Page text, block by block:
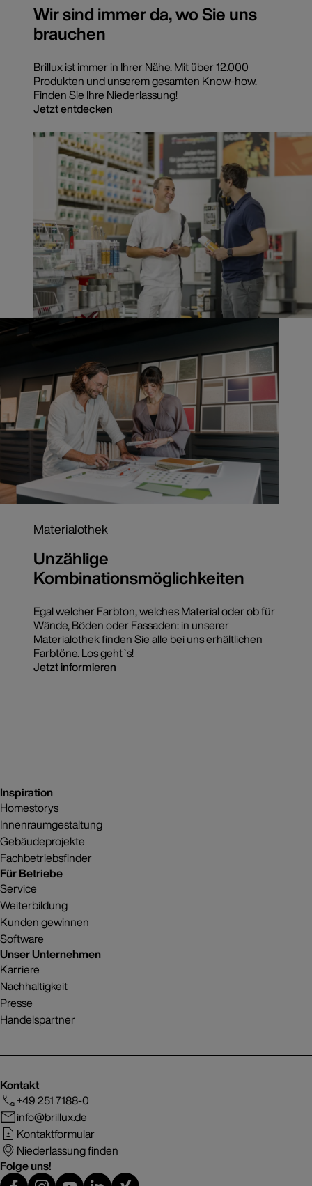
Wir sind immer da, wo Sie uns
brauchen
Brillux ist immer in Ihrer Nähe. Mit über 12.000
Produkten und unserem gesamten Know-how.
Finden Sie Ihre Niederlassung!
Jetzt entdecken
Materialothek
Unzählige
Kombinationsmöglichkeiten
Egal welcher Farbton, welches Material oder ob für
Wände, Böden oder Fassaden: in unserer
Materialothek finden Sie alle bei uns erhältlichen
Farbtöne. Los geht`s!
Jetzt informieren
Inspiration
Homestorys
Innenraumgestaltung
Gebäudeprojekte
Fachbetriebsfinder
Für Betriebe
Service
Weiterbildung
Kunden gewinnen
Software
Unser Unternehmen
Karriere
Nachhaltigkeit
Presse
Handelspartner
Kontakt
+49 251 7188-0
info@brillux.de
Kontaktformular
Niederlassung finden
Folge uns!